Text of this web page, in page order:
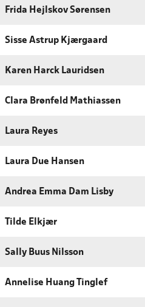
Frida Hejlskov Sørensen
Sisse Astrup Kjærgaard
Karen Harck Lauridsen
Clara Brønfeld Mathiassen
Laura Reyes
Laura Due Hansen
Andrea Emma Dam Lisby
Tilde Elkjær
Sally Buus Nilsson
Annelise Huang Tinglef